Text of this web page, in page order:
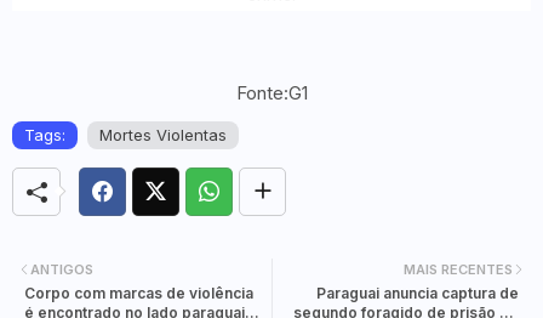
Fonte:G1
Tags: Mortes Violentas
MAIS RECENTES
Paraguai anuncia captura de
segundo foragido de prisão de
ANTIGOS
Corpo com marcas de violência
é encontrado no lado paraguaio